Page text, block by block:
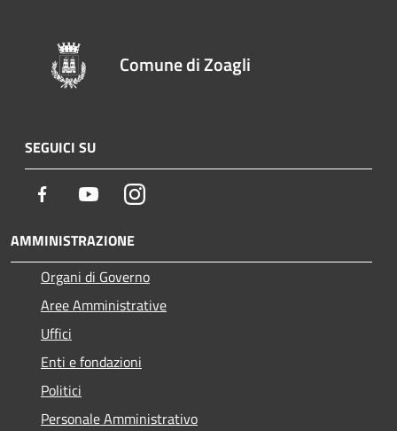
Comune di Zoagli
SEGUICI SU
Facebook YoutubeInstagram
AMMINISTRAZIONE
Organi di Governo
Aree Amministrative
Uffici
Enti e fondazioni
Politici
Personale Amministrativo